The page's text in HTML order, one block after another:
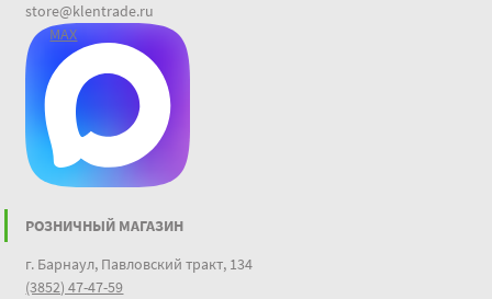
store@klentrade.ru
MAX
РОЗНИЧНЫЙ МАГАЗИН
г. Барнаул, Павловский тракт, 134
(3852) 47-47-59